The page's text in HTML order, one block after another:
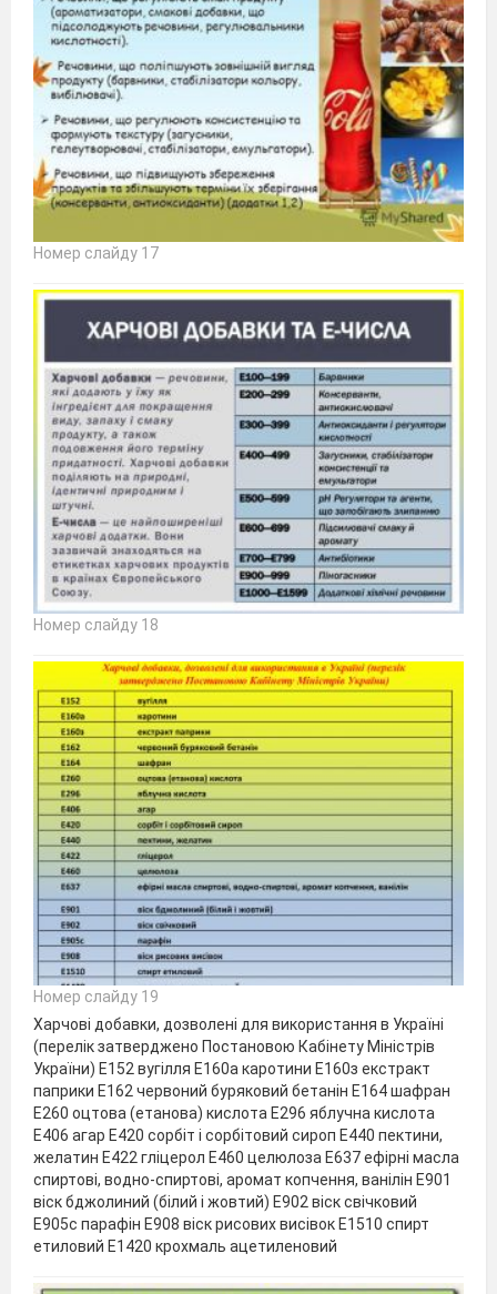
Номер слайду 17
Номер слайду 18
Номер слайду 19
Харчові добавки, дозволені для використання в Україні
(перелік затверджено Постановою Кабінету Міністрів
України) Е152 вугілля Е160а каротини Е160з екстракт
паприки Е162 червоний буряковий бетанін Е164 шафран
Е260 оцтова (етанова) кислота Е296 яблучна кислота
Е406 агар Е420 сорбіт і сорбітовий сироп Е440 пектини,
желатин Е422 гліцерол Е460 целюлоза Е637 ефірні масла
спиртові, водно-спиртові, аромат копчення, ванілін Е901
віск бджолиний (білий і жовтий) Е902 віск свічковий
Е905c парафін Е908 віск рисових висівок Е1510 спирт
етиловий Е1420 крохмаль ацетиленовий